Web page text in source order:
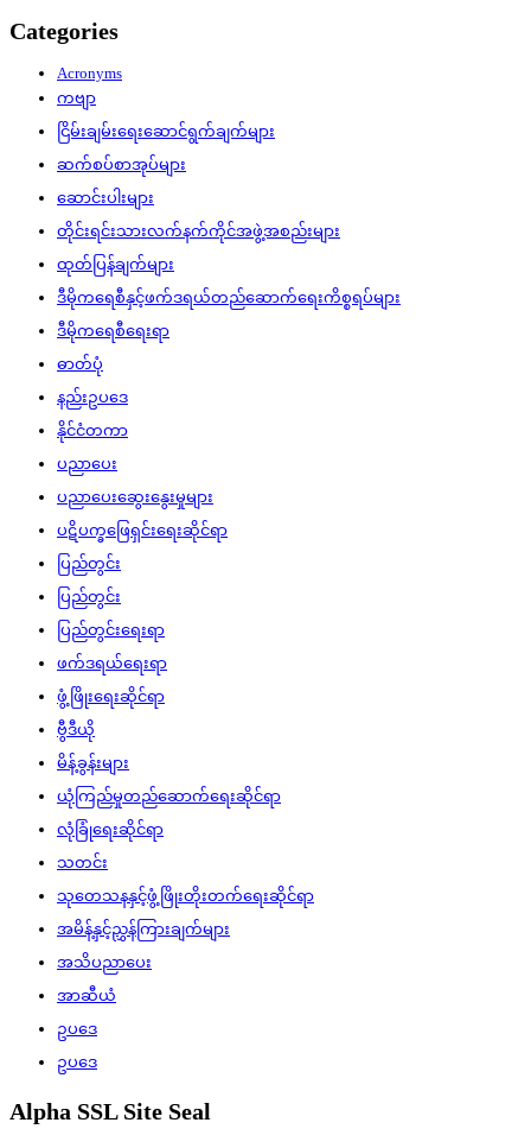
Categories
Acronyms
ကဗျာ
ငြိမ်းချမ်းရေးဆောင်ရွက်ချက်များ
ဆက်စပ်စာအုပ်များ
ဆောင်းပါးများ
တိုင်းရင်းသားလက်နက်ကိုင်အဖွဲ့အစည်းများ
ထုတ်ပြန်ချက်များ
ဒီမိုကရေစီနှင့်ဖက်ဒရယ်တည်ဆောက်‌ရေးကိစ္စရပ်များ
ဒီမိုကရေစီရေးရာ
ဓာတ်ပုံ
နည်းဥပဒေ
နိုင်ငံတကာ
ပညာပေး
ပညာပေးဆွေးနွေးမှုများ
ပဋိပက္ခဖြေရှင်းရေးဆိုင်ရာ
ပြည်တွင်း
ပြည်တွင်း
ပြည်တွင်းရေးရာ
ဖက်ဒရယ်ရေးရာ
ဖွံ့ဖြိုးရေးဆိုင်ရာ
ဗွီဒီယို
မိန့်ခွန်းများ
ယုံကြည်မှုတည်ဆောက်ရေးဆိုင်ရာ
လုံခြုံရေးဆိုင်ရာ
သတင်း
သုတေသနနှင့်ဖွံ့ဖြိုးတိုးတက်ရေးဆိုင်ရာ
အမိန့်နှင့်ညွှန်ကြားချက်များ
အသိပညာပေး
အာဆီယံ
ဥပဒေ
ဥပဒေ
Alpha SSL Site Seal